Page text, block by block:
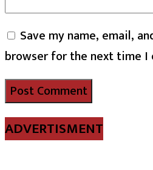
Save my name, email,
browser for the next time I
ADVERTISMENT